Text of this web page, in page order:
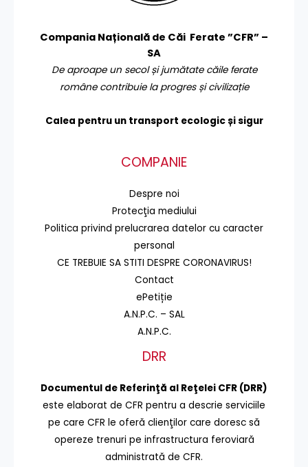
Compania Națională de Căi Ferate ”CFR” –
SA
De aproape un secol și jumătate căile ferate
române contribuie la progres și civilizație
Calea pentru un transport ecologic și sigur
COMPANIE
Despre noi
Protecţia mediului
Politica privind prelucrarea datelor cu caracter
personal
CE TREBUIE SA STITI DESPRE CORONAVIRUS!
Contact
ePetiție
A.N.P.C. – SAL
A.N.P.C.
DRR
Documentul de Referinţă al Reţelei CFR (DRR)
este elaborat de CFR pentru a descrie serviciile
pe care CFR le oferă clienţilor care doresc să
opereze trenuri pe infrastructura feroviară
administrată de CFR.